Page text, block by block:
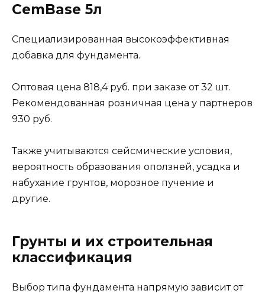
CemBase 5л
Cпециализированная высокоэффективная
добавка для фундамента.
Оптовая цена 818,4 руб. при заказе от 32 шт.
Рекомендованная розничная цена у партнеров
930 руб.
Также учитываются сейсмические условия,
вероятность образования оползней, усадка и
набухание грунтов, морозное пучение и
другие.
Грунты и их строительная
классификация
Выбор типа фундамента напрямую зависит от